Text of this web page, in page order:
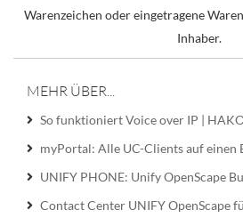
Warenzeichen oder eingetragene
Inhaber.
MEHR ÜBER...
So funktioniert Voice over IP |
myPortal: Alle UC-Clients auf einen
UNIFY PHONE: Unify OpenScape
Contact Center UNIFY OpenScape